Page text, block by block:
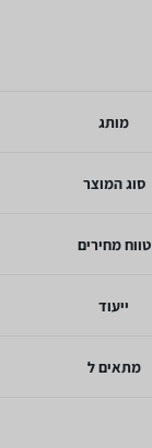
מותג
סוג המוצר
טווח מחירים
ייעוד
מתאים ל